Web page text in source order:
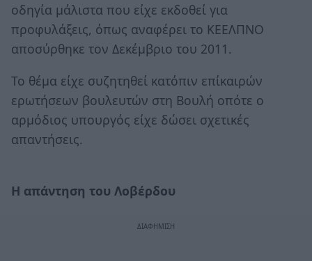
οδηγία μάλιστα που είχε εκδοθεί για
προφυλάξεις, όπως αναφέρει το ΚΕΕΛΠΝΟ
αποσύρθηκε τον Δεκέμβριο του 2011.
Το θέμα είχε συζητηθεί κατόπιν επίκαιρών
ερωτήσεων βουλευτών στη Βουλή οπότε ο
αρμόδιος υπουργός είχε δώσει σχετικές
απαντήσεις.
Η απάντηση του Λοβέρδου